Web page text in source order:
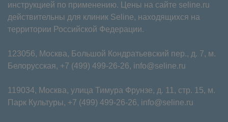
инструкцией по применению. Цены на сайте seline.ru
действительны для клиник Seline, находящихся на
территории Российской Федерации.
123056, Москва, Большой Кондратьевский пер., д. 7, м.
Белорусская, +7 (499) 499-26-26, info@seline.ru
119034, Москва, улица Тимура Фрунзе, д. 11⁠, стр. 15, м.
Парк Культуры, +7 (499) 499-26-26, info@seline.ru